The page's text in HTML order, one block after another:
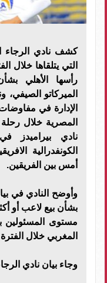
كشف نادي الرجاء
التي يتلقاها خلال
رأسها الأهلي
الميركاتو
الإدارة في مفاوضات
المصرية خلال رحلة
نادي بيراميدز
الكونفدرالية
أمس بين الفريقين.
وأوضح النادي في
بشأن بيع لاعب أو
مستوى المسئولين
المغربي خلال
وجاء بيان نادي